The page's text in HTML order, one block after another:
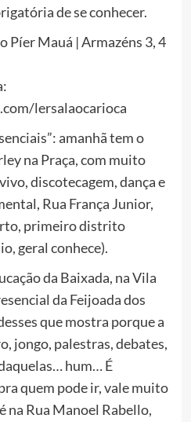
de se conhecer.
Píer Mauá | Armazéns 3, 4
lersalaocarioca
amanhã tem o
na Praça, com muito
discotecagem, dança e
Rua França Junior,
primeiro distrito
geral conhece).
da Baixada, na Vila
da Feijoada dos
que mostra porque a
jongo, palestras, debates,
hum… É
quem pode ir, vale muito
na Rua Manoel Rabello,